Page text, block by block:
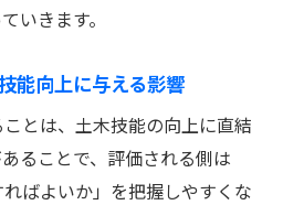
いきます。
能向上に与える影響
とは、土木技能の向上に直結
ることで、評価される側は
ればよいか」を把握しやすくな